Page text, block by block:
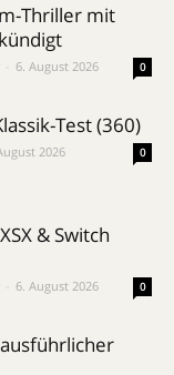
Thriller mit
6. August 2026 0
Test (360)
2026 0
& Switch
6. August 2026 0